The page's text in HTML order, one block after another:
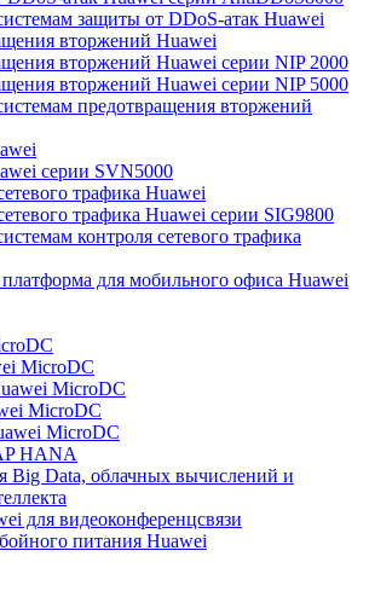
защиты от DDoS-атак Huawei
вторжений Huawei
вторжений Huawei серии NIP 2000
вторжений Huawei серии NIP 5000
предотвращения вторжений
серии SVN5000
трафика Huawei
трафика Huawei серии SIG9800
контроля сетевого трафика
платформа для мобильного офиса Huawei
MicroDC
MicroDC
MicroDC
MicroDC
HANA
Big Data, облачных вычислений и
для видеоконференцсвязи
питания Huawei